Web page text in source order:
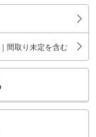
間取り未定を含む